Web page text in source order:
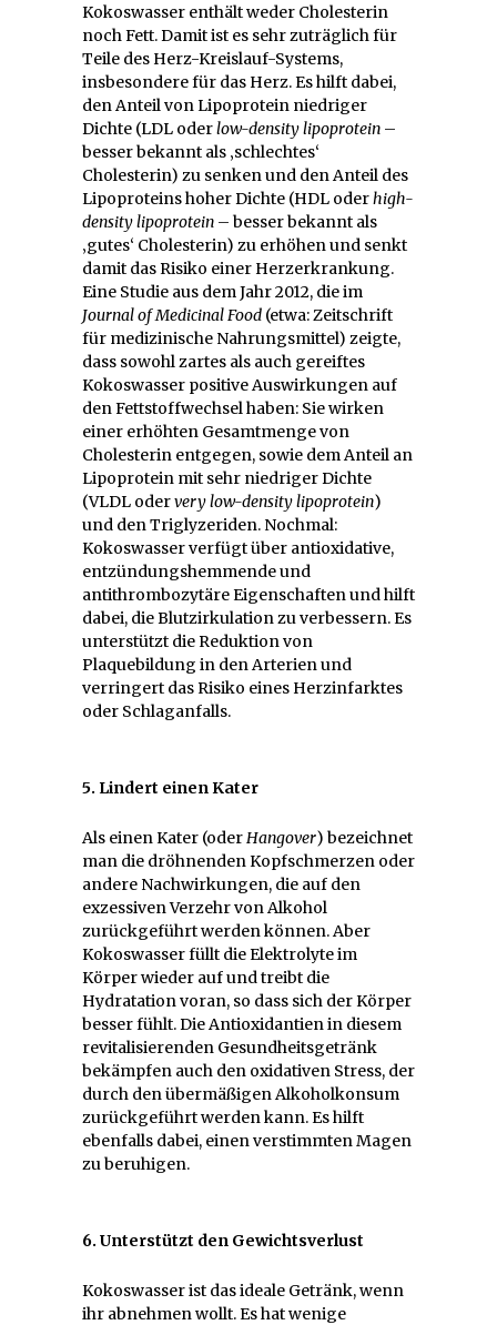
Kokoswasser enthält weder Cholesterin
noch Fett. Damit ist es sehr zuträglich für
Teile des Herz-Kreislauf-Systems,
insbesondere für das Herz. Es hilft dabei,
den Anteil von Lipoprotein niedriger
Dichte (LDL oderlow-density lipoprotein –
besser bekannt als ‚schlechtes‘
Cholesterin) zu senken und den Anteil des
Lipoproteins hoher Dichte (HDL oderhigh-
density lipoprotein – besser bekannt als
‚gutes‘ Cholesterin) zu erhöhen und senkt
damit das Risiko einer Herzerkrankung.
Eine Studie aus dem Jahr 2012, die im
Journal of Medicinal Food (etwa: Zeitschrift
für medizinische Nahrungsmittel) zeigte,
dass sowohl zartes als auch gereiftes
Kokoswasser positive Auswirkungen auf
den Fettstoffwechsel haben: Sie wirken
einer erhöhten Gesamtmenge von
Cholesterin entgegen, sowie dem Anteil an
Lipoprotein mit sehr niedriger Dichte
(VLDL odervery low-density lipoprotein)
und den Triglyzeriden. Nochmal:
Kokoswasser verfügt über antioxidative,
entzündungshemmende und
antithrombozytäre Eigenschaften und hilft
dabei, die Blutzirkulation zu verbessern. Es
unterstützt die Reduktion von
Plaquebildung in den Arterien und
verringert das Risiko eines Herzinfarktes
oder Schlaganfalls.
5. Lindert einen Kater
Als einen Kater (oderHangover) bezeichnet
man die dröhnenden Kopfschmerzen oder
andere Nachwirkungen, die auf den
exzessiven Verzehr von Alkohol
zurückgeführt werden können. Aber
Kokoswasser füllt die Elektrolyte im
Körper wieder auf und treibt die
Hydratation voran, so dass sich der Körper
besser fühlt. Die Antioxidantien in diesem
revitalisierenden Gesundheitsgetränk
bekämpfen auch den oxidativen Stress, der
durch den übermäßigen Alkoholkonsum
zurückgeführt werden kann. Es hilft
ebenfalls dabei, einen verstimmten Magen
zu beruhigen.
6. Unterstützt den Gewichtsverlust
Kokoswasser ist das ideale Getränk, wenn
ihr abnehmen wollt. Es hat wenige